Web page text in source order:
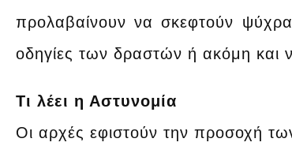
προλαβαίνουν να σκεφτούν
οδηγίες των δραστών ή ακόμη
Τι λέει η Αστυνομία
Οι αρχές εφιστούν την προσοχή